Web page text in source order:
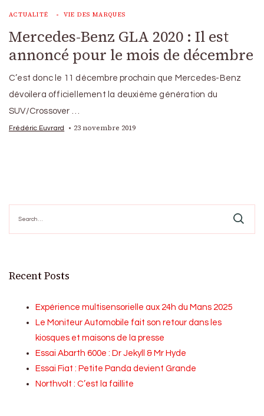
ACTUALITÉ VIE DES MARQUES
Mercedes-Benz GLA 2020 : Il est
annoncé pour le mois de décembre
C’est donc le 11 décembre prochain que Mercedes-Benz
dévoilera officiellement la deuxième génération du
SUV/Crossover …
Frédéric Euvrard 23 novembre 2019
for:
Recent Posts
Expérience multisensorielle aux 24h du Mans 2025
Le Moniteur Automobile fait son retour dans les
kiosques et maisons de la presse
Essai Abarth 600e : Dr Jekyll & Mr Hyde
Essai Fiat : Petite Panda devient Grande
Northvolt : C’est la faillite